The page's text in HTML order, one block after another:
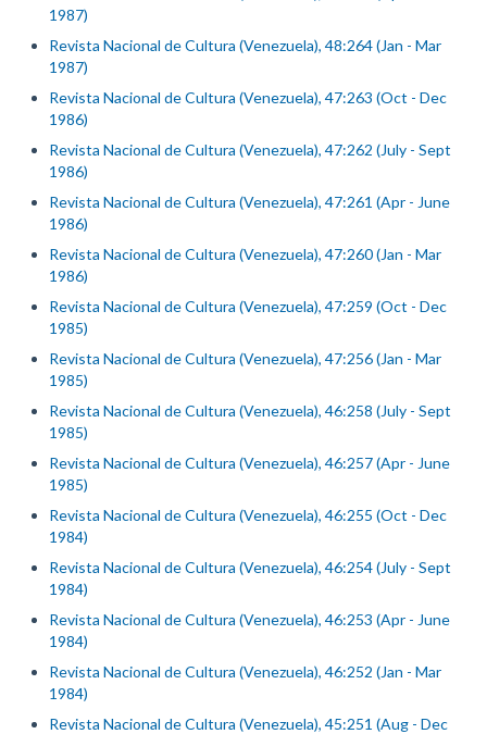
1987)
Revista Nacional de Cultura (Venezuela), 48:264 (Jan - Mar
1987)
Revista Nacional de Cultura (Venezuela), 47:263 (Oct - Dec
1986)
Revista Nacional de Cultura (Venezuela), 47:262 (July - Sept
1986)
Revista Nacional de Cultura (Venezuela), 47:261 (Apr - June
1986)
Revista Nacional de Cultura (Venezuela), 47:260 (Jan - Mar
1986)
Revista Nacional de Cultura (Venezuela), 47:259 (Oct - Dec
1985)
Revista Nacional de Cultura (Venezuela), 47:256 (Jan - Mar
1985)
Revista Nacional de Cultura (Venezuela), 46:258 (July - Sept
1985)
Revista Nacional de Cultura (Venezuela), 46:257 (Apr - June
1985)
Revista Nacional de Cultura (Venezuela), 46:255 (Oct - Dec
1984)
Revista Nacional de Cultura (Venezuela), 46:254 (July - Sept
1984)
Revista Nacional de Cultura (Venezuela), 46:253 (Apr - June
1984)
Revista Nacional de Cultura (Venezuela), 46:252 (Jan - Mar
1984)
Revista Nacional de Cultura (Venezuela), 45:251 (Aug - Dec